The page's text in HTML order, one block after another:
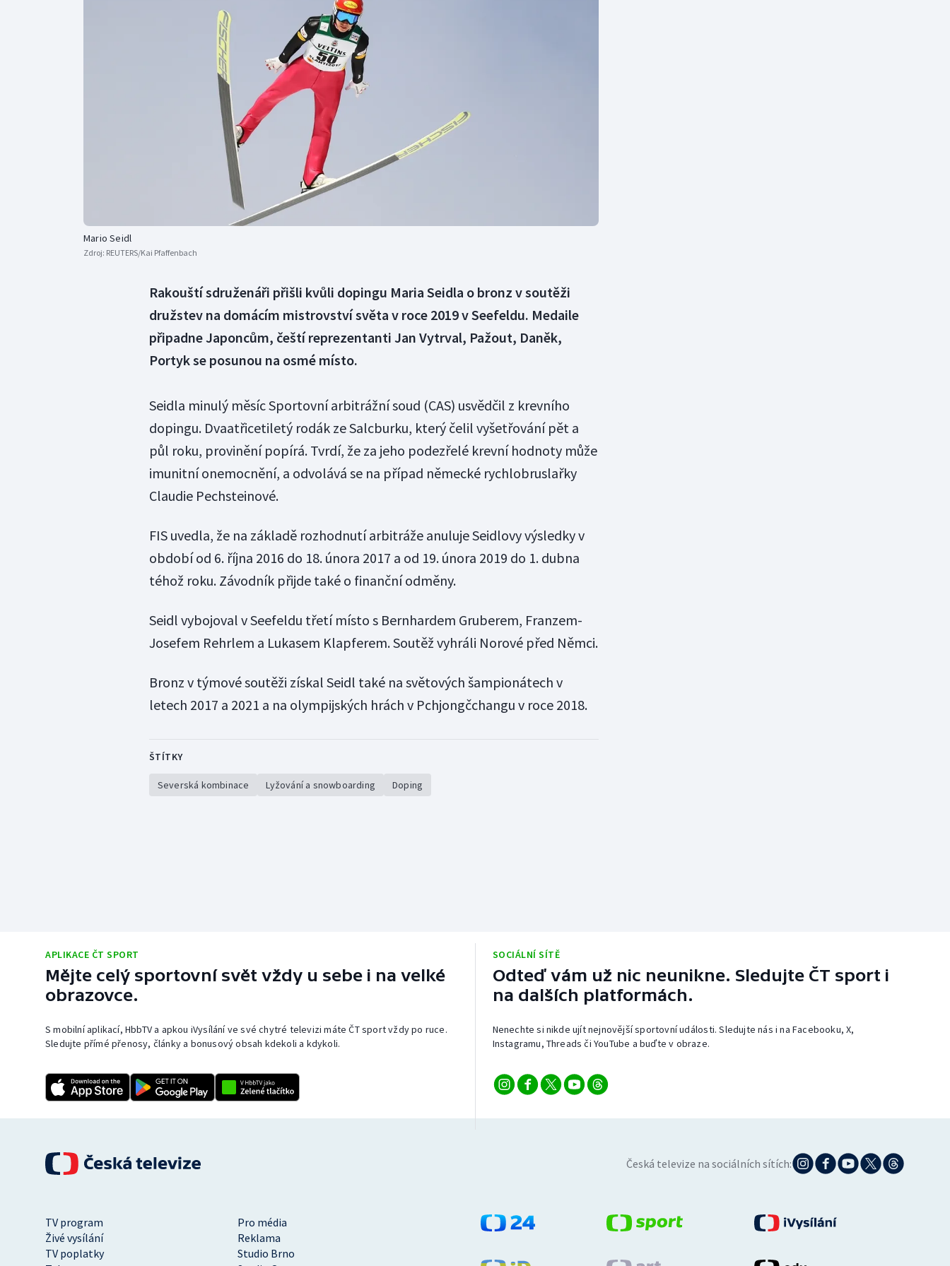
Dostihy
Florbal
Futsal
Golf
Gymnastika Plážový volejbal
Mario Seidl
Zdroj: REUTERS/Kai Pfaffenbach
Rakouští sdruženáři přišli kvůli dopingu Maria Seidla o bronz v soutěži
družstev na domácím mistrovství světa v roce 2019 v Seefeldu. Medaile
připadne Japoncům, čeští reprezentanti Jan Vytrval, Pažout, Daněk,
Portyk se posunou na osmé místo.
Seidla minulý měsíc Sportovní arbitrážní soud (CAS) usvědčil z krevního
dopingu. Dvaatřicetiletý rodák ze Salcburku, který čelil vyšetřování pět a
půl roku, provinění popírá. Tvrdí, že za jeho podezřelé krevní hodnoty může
imunitní onemocnění, a odvolává se na případ německé rychlobruslařky
Claudie Pechsteinové.
FIS uvedla, že na základě rozhodnutí arbitráže anuluje Seidlovy výsledky v
období od 6. října 2016 do 18. února 2017 a od 19. února 2019 do 1. dubna
téhož roku. Závodník přijde také o finanční odměny.
Seidl vybojoval v Seefeldu třetí místo s Bernhardem Gruberem, Franzem-
Josefem Rehrlem a Lukasem Klapferem. Soutěž vyhráli Norové před Němci.
Bronz v týmové soutěži získal Seidl také na světových šampionátech v
letech 2017 a 2021 a na olympijských hrách v Pchjongčchangu v roce 2018.
ŠTÍTKY
Severská kombinace Lyžování a snowboarding Doping
APLIKACE ČT SPORT
Mějte celý sportovní svět vždy u sebe i na velké
obrazovce.
S mobilní aplikací, HbbTV a apkou iVysílání ve své chytré televizi máte ČT sport vždy po ruce.
Sledujte přímé přenosy, články a bonusový obsah kdekoli a kdykoli.
SOCIÁLNÍ SÍTĚ
Odteď vám už nic neunikne. Sledujte ČT sport i
na dalších platformách.
Nenechte si nikde ujít nejnovější sportovní události. Sledujte nás i na Facebooku, X,
Instagramu, Threads či YouTube a buďte v obraze.
Česká televize na sociálních sítích:
TV program
Pro média
Živé vysílání
Reklama
TV poplatky
Studio Brno